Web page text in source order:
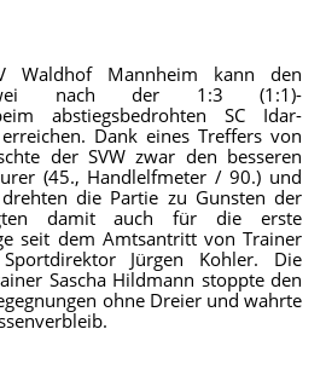
Waldhof Mannheim kann den
zwei nach der 1:3 (1:1)-
abstiegsbedrohten SC Idar-
Dank eines Treffers von
der SVW zwar den besseren
(45., Handlelfmeter / 90.) und
die Partie zu Gunsten der
damit auch für die erste
seit dem Amtsantritt von Trainer
Jürgen Kohler. Die
Sascha Hildmann stoppte den
ohne Dreier und wahrte